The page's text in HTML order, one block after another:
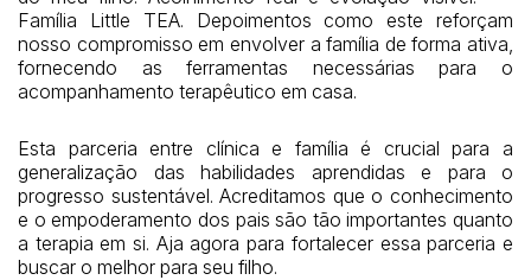
Família Little TEA. Depoimentos como este reforçam
nosso compromisso em envolver a família de forma ativa,
fornecendo as ferramentas necessárias para o
acompanhamento terapêutico em casa.
Esta parceria entre clínica e família é crucial para a
generalização das habilidades aprendidas e para o
progresso sustentável. Acreditamos que o conhecimento
e o empoderamento dos pais são tão importantes quanto
a terapia em si. Aja agora para fortalecer essa parceria e
buscar o melhor para seu filho.